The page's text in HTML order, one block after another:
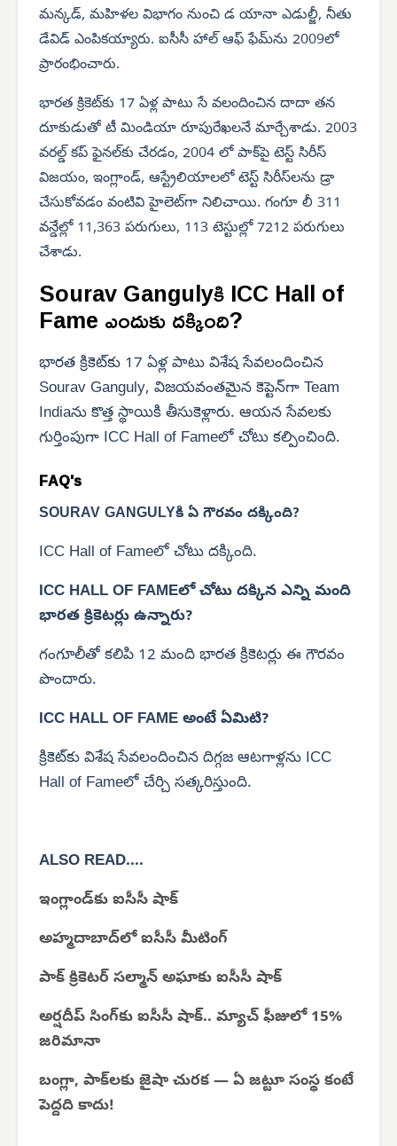
మన్కడ్, మహిళల విభాగం నుంచి డ యానా ఎడుల్జీ, నీతు
డేవిడ్ ఎంపికయ్యారు. ఐసీసీ హాల్ ఆఫ్ ఫేమ్‌ను 2009లో
ప్రారంభించారు.
భారత క్రికెట్‌కు 17 ఏళ్ల పాటు సే వలందించిన దాదా తన
దూకుడుతో టీ మిండియా రూపురేఖలనే మార్చేశాడు. 2003
వరల్డ్ కప్ ఫైనల్‌కు చేరడం, 2004 లో పాక్‌పై టెస్ట్ సిరీస్
విజయం, ఇంగ్లాండ్, ఆస్ట్రేలియాలలో టెస్ట్ సిరీస్‌లను డ్రా
చేసుకోవడం వంటివి హైలెట్‌గా నిలిచాయి. గంగూ లీ 311
వన్డేల్లో 11,363 పరుగులు, 113 టెస్టుల్లో 7212 పరుగులు
చేశాడు.
Sourav Gangulyకి ICC Hall of
Fame ఎందుకు దక్కింది?
భారత క్రికెట్‌కు 17 ఏళ్ల పాటు విశేష సేవలందించిన
Sourav Ganguly, విజయవంతమైన కెప్టెన్‌గా Team
Indiaను కొత్త స్థాయికి తీసుకెళ్లారు. ఆయన సేవలకు
గుర్తింపుగా ICC Hall of Fameలో చోటు కల్పించింది.
FAQ's
SOURAV GANGULYకి ఏ గౌరవం దక్కింది?
ICC Hall of Fameలో చోటు దక్కింది.
ICC HALL OF FAMEలో చోటు దక్కిన ఎన్ని మంది
భారత క్రికెటర్లు ఉన్నారు?
గంగూలీతో కలిపి 12 మంది భారత క్రికెటర్లు ఈ గౌరవం
పొందారు.
ICC HALL OF FAME అంటే ఏమిటి?
క్రికెట్‌కు విశేష సేవలందించిన దిగ్గజ ఆటగాళ్లను ICC
Hall of Fameలో చేర్చి సత్కరిస్తుంది.
ALSO READ....
ఇంగ్లాండ్‌కు ఐసీసీ షాక్
అహ్మదాబాద్‌లో ఐసీసీ మీటింగ్
పాక్ క్రికెటర్ సల్మాన్ అఘాకు ఐసీసీ షాక్
అర్షదీప్ సింగ్‌కు ఐసీసీ షాక్.. మ్యాచ్ ఫీజులో 15%
జరిమానా
బంగ్లా, పాక్‌లకు జైషా చురక — ఏ జట్టూ సంస్థ కంటే
పెద్దది కాదు!